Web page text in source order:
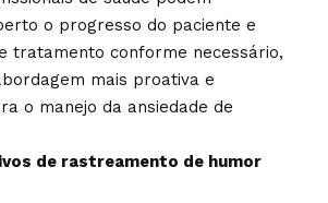
o progresso do paciente e
tratamento conforme necessário,
mais proativa e
o manejo da ansiedade de
de rastreamento de humor